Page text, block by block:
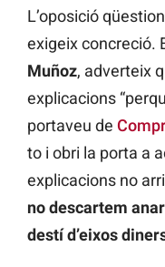
L’oposició
exigeix concreció.
Muñoz, adverteix
explicacions
portaveu de
to i obri la porta a
explicacions no
no descartem
destí d’eixos